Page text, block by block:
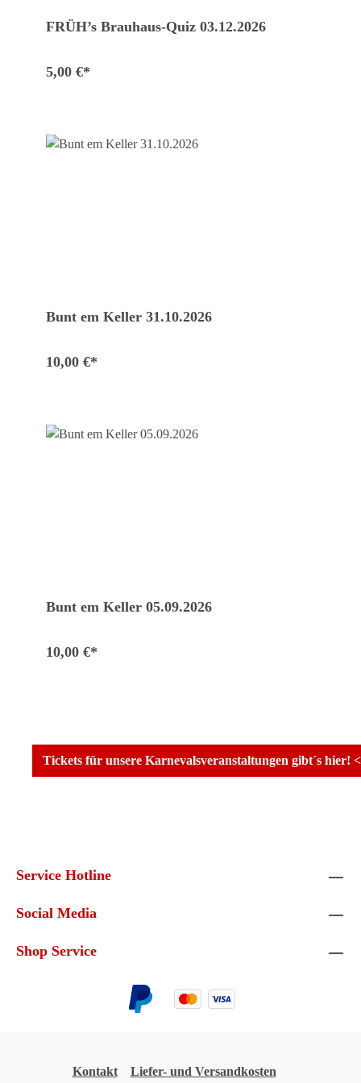
FRÜH’s Brauhaus-Quiz 03.12.2026
5,00 €*
Bunt em Keller 31.10.2026
10,00 €*
Bunt em Keller 05.09.2026
10,00 €*
Tickets für unsere Karnevalsveranstaltungen gibt´s hier!
Service Hotline
Social Media
Shop Service
Kontakt Liefer- und Versandkosten